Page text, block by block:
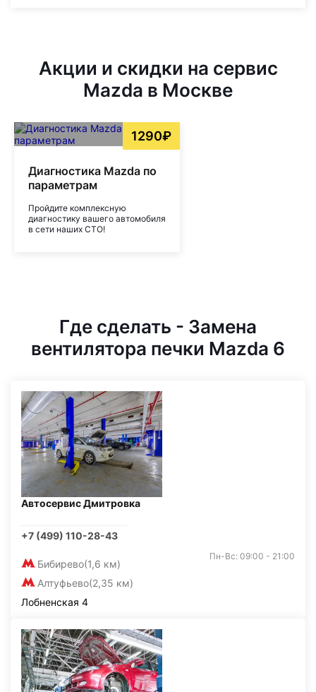
Акции и скидки на сервис
Mazda в Москве
1290₽
Диагностика Mazda по
параметрам
Пройдите комплексную
диагностику вашего автомобиля
в сети наших СТО!
Где сделать - Замена
вентилятора печки Mazda 6
Автосервис Дмитровка
+7 (499) 110-28-43
Бибирево(1,6 км)
Алтуфьево(2,35 км)
Пн-Вс: 09:00 - 21:00
Лобненская 4